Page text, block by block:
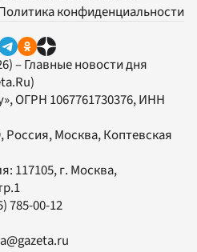
конфиденциальности
– Главные новости дня
, ОГРН 1067761730376, ИНН
Россия, Москва, Коптевская
117105, г. Москва,
785-00-12